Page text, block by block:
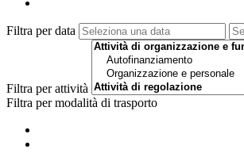
Filtra per data
Filtra per attività
Filtra per modalità di trasporto